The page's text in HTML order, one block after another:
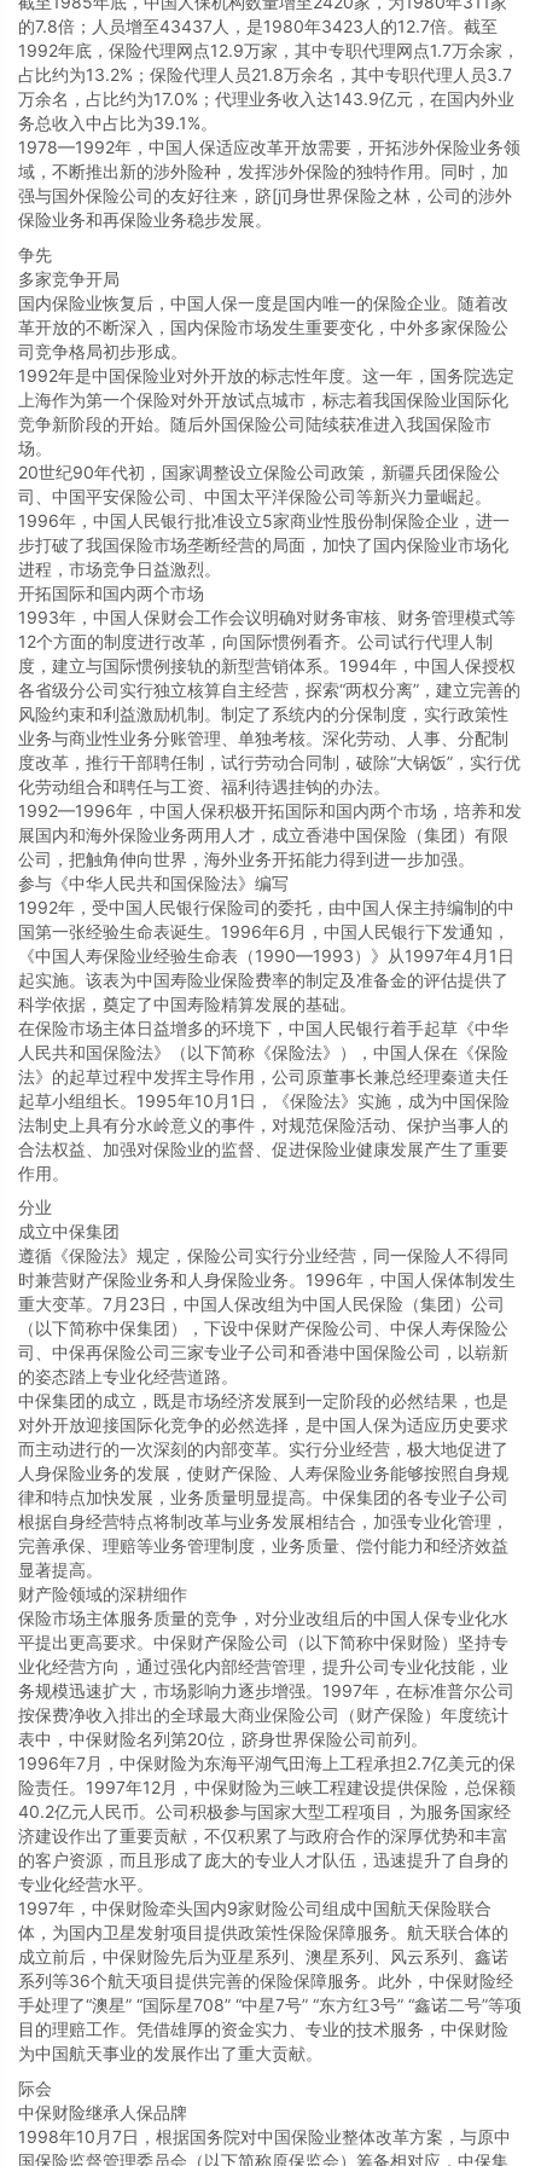
的7.8倍；人员增至43437人，是1980年3423人的12.7倍。截至
1992年底，保险代理网点12.9万家，其中专职代理网点1.7万余家，
占比约为13.2%；保险代理人员21.8万余名，其中专职代理人员3.7
万余名，占比约为17.0%；代理业务收入达143.9亿元，在国内外业
务总收入中占比为39.1%。
1978—1992年，中国人保适应改革开放需要，开拓涉外保险业务领
域，不断推出新的涉外险种，发挥涉外保险的独特作用。同时，加
强与国外保险公司的友好往来，跻[jī]身世界保险之林，公司的涉外
保险业务和再保险业务稳步发展。
争先
多家竞争开局
国内保险业恢复后，中国人保一度是国内唯一的保险企业。随着改
革开放的不断深入，国内保险市场发生重要变化，中外多家保险公
司竞争格局初步形成。
1992年是中国保险业对外开放的标志性年度。这一年，国务院选定
上海作为第一个保险对外开放试点城市，标志着我国保险业国际化
竞争新阶段的开始。随后外国保险公司陆续获准进入我国保险市
场。
20世纪90年代初，国家调整设立保险公司政策，新疆兵团保险公
司、中国平安保险公司、中国太平洋保险公司等新兴力量崛起。
1996年，中国人民银行批准设立5家商业性股份制保险企业，进一
步打破了我国保险市场垄断经营的局面，加快了国内保险业市场化
进程，市场竞争日益激烈。
开拓国际和国内两个市场
1993年，中国人保财会工作会议明确对财务审核、财务管理模式等
12个方面的制度进行改革，向国际惯例看齐。公司试行代理人制
度，建立与国际惯例接轨的新型营销体系。1994年，中国人保授权
各省级分公司实行独立核算自主经营，探索“两权分离”，建立完善的
风险约束和利益激励机制。制定了系统内的分保制度，实行政策性
业务与商业性业务分账管理、单独考核。深化劳动、人事、分配制
度改革，推行干部聘任制，试行劳动合同制，破除“大锅饭”，实行优
化劳动组合和聘任与工资、福利待遇挂钩的办法。
1992—1996年，中国人保积极开拓国际和国内两个市场，培养和发
展国内和海外保险业务两用人才，成立香港中国保险（集团）有限
公司，把触角伸向世界，海外业务开拓能力得到进一步加强。
参与《中华人民共和国保险法》编写
1992年，受中国人民银行保险司的委托，由中国人保主持编制的中
国第一张经验生命表诞生。1996年6月，中国人民银行下发通知，
《中国人寿保险业经验生命表（1990—1993）》从1997年4月1日
起实施。该表为中国寿险业保险费率的制定及准备金的评估提供了
科学依据，奠定了中国寿险精算发展的基础。
在保险市场主体日益增多的环境下，中国人民银行着手起草《中华
人民共和国保险法》（以下简称《保险法》），中国人保在《保险
法》的起草过程中发挥主导作用，公司原董事长兼总经理秦道夫任
起草小组组长。1995年10月1日，《保险法》实施，成为中国保险
法制史上具有分水岭意义的事件，对规范保险活动、保护当事人的
合法权益、加强对保险业的监督、促进保险业健康发展产生了重要
作用。
分业
成立中保集团
遵循《保险法》规定，保险公司实行分业经营，同一保险人不得同
时兼营财产保险业务和人身保险业务。1996年，中国人保体制发生
重大变革。7月23日，中国人保改组为中国人民保险（集团）公司
（以下简称中保集团），下设中保财产保险公司、中保人寿保险公
司、中保再保险公司三家专业子公司和香港中国保险公司，以崭新
的姿态踏上专业化经营道路。
中保集团的成立，既是市场经济发展到一定阶段的必然结果，也是
对外开放迎接国际化竞争的必然选择，是中国人保为适应历史要求
而主动进行的一次深刻的内部变革。实行分业经营，极大地促进了
人身保险业务的发展，使财产保险、人寿保险业务能够按照自身规
律和特点加快发展，业务质量明显提高。中保集团的各专业子公司
根据自身经营特点将制改革与业务发展相结合，加强专业化管理，
完善承保、理赔等业务管理制度，业务质量、偿付能力和经济效益
显著提高。
财产险领域的深耕细作
保险市场主体服务质量的竞争，对分业改组后的中国人保专业化水
平提出更高要求。中保财产保险公司（以下简称中保财险）坚持专
业化经营方向，通过强化内部经营管理，提升公司专业化技能，业
务规模迅速扩大，市场影响力逐步增强。1997年，在标准普尔公司
按保费净收入排出的全球最大商业保险公司（财产保险）年度统计
表中，中保财险名列第20位，跻身世界保险公司前列。
1996年7月，中保财险为东海平湖气田海上工程承担2.7亿美元的保
险责任。1997年12月，中保财险为三峡工程建设提供保险，总保额
40.2亿元人民币。公司积极参与国家大型工程项目，为服务国家经
济建设作出了重要贡献，不仅积累了与政府合作的深厚优势和丰富
的客户资源，而且形成了庞大的专业人才队伍，迅速提升了自身的
专业化经营水平。
1997年，中保财险牵头国内9家财险公司组成中国航天保险联合
体，为国内卫星发射项目提供政策性保险保障服务。航天联合体的
成立前后，中保财险先后为亚星系列、澳星系列、风云系列、鑫诺
系列等36个航天项目提供完善的保险保障服务。此外，中保财险经
手处理了“澳星” “国际星708” “中星7号” “东方红3号” “鑫诺二号”等项
目的理赔工作。凭借雄厚的资金实力、专业的技术服务，中保财险
为中国航天事业的发展作出了重大贡献。
际会
中保财险继承人保品牌
1998年10月7日，根据国务院对中国保险业整体改革方案，与原中
国保险监督管理委员会（以下简称原保监会）筹备相对应，中保集